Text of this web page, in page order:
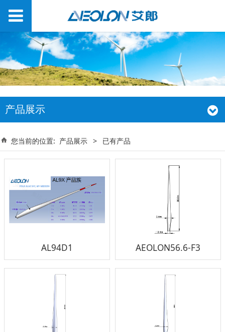
产品展示
您当前的位置: 产品展示 > 已有产品
AL94D1 AEOLON56.6-F3